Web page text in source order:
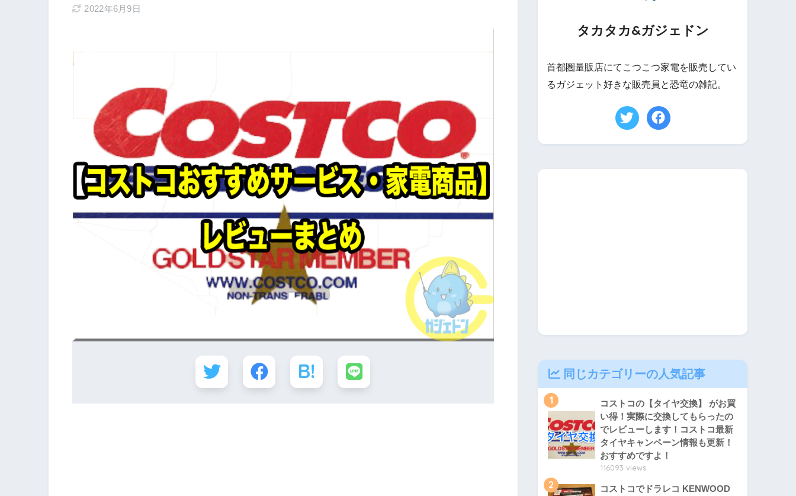
2022年6月9日
タカタカ&ガジェドン
首都圏量販店にてこつこつ家電を販売してい
るガジェット好きな販売員と恐竜の雑記。
同じカテゴリーの人気記事
1
コストコの【タイヤ交換】 がお買
い得！実際に交換してもらったの
でレビューします！コストコ最新
タイヤキャンペーン情報も更新！
おすすめですよ！
116093 views
2
コストコでドラレコ KENWOOD